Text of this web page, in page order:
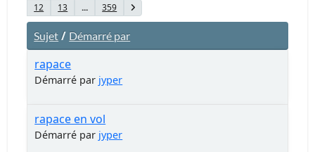
12
13 ... 359
Sujet / Démarré par
rapace
Démarré par jyper
rapace en vol
Démarré par jyper